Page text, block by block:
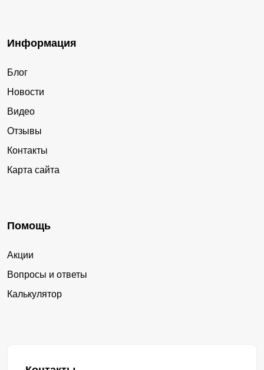
Информация
Блог
Новости
Видео
Отзывы
Контакты
Карта сайта
Помощь
Акции
Вопросы и ответы
Калькулятор